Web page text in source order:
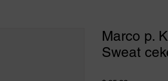
Marco p.
Sweat